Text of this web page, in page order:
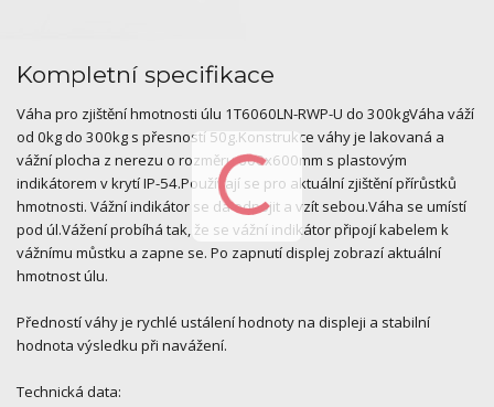
Kompletní specifikace
Váha pro zjištění hmotnosti úlu 1T6060LN-RWP-U do 300kgVáha váží
od 0kg do 300kg s přesností 50g.Konstrukce váhy je lakovaná a
vážní plocha z nerezu o rozměru 600x600mm s plastovým
indikátorem v krytí IP-54.Používají se pro aktuální zjištění přírůstků
hmotnosti. Vážní indikátor se dá odpojit a vzít sebou.Váha se umístí
pod úl.Vážení probíhá tak, že se vážní indikátor připojí kabelem k
vážnímu můstku a zapne se. Po zapnutí displej zobrazí aktuální
hmotnost úlu.
Předností váhy je rychlé ustálení hodnoty na displeji a stabilní
hodnota výsledku při navážení.
Technická data: